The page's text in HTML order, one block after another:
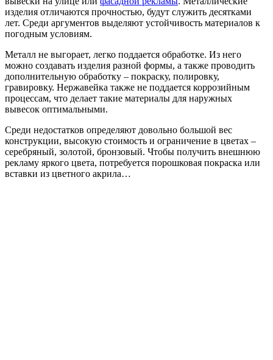
изделия отличаются прочностью, будут служить десятками
лет. Среди аргументов выделяют устойчивость материалов к
погодным условиям.
Металл не выгорает, легко поддается обработке. Из него
можно создавать изделия разной формы, а также проводить
дополнительную обработку – покраску, полировку,
гравировку. Нержавейка также не поддается коррозийным
процессам, что делает такие материалы для наружных
вывесок оптимальными.
Среди недостатков определяют довольно большой вес
конструкции, высокую стоимость и ограничение в цветах –
серебряный, золотой, бронзовый. Чтобы получить внешнюю
рекламу яркого цвета, потребуется порошковая покраска или
вставки из цветного акрила…